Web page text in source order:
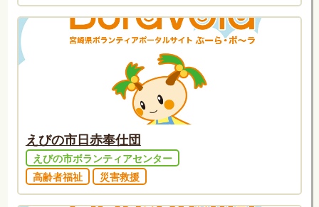
えびの市日赤奉仕団
えびの市ボランティアセンター
高齢者福祉
災害救援